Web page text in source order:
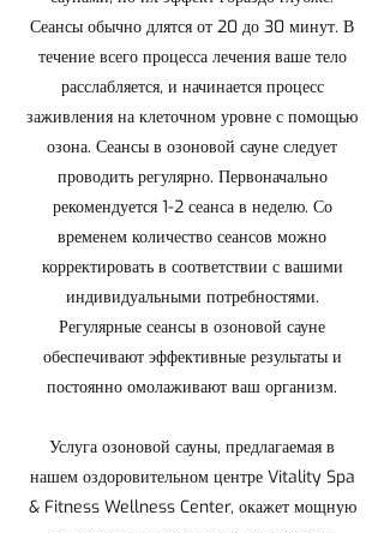
Сеансы обычно длятся от 20 до 30 минут. В
течение всего процесса лечения ваше тело
расслабляется, и начинается процесс
заживления на клеточном уровне с помощью
озона. Сеансы в озоновой сауне следует
проводить регулярно. Первоначально
рекомендуется 1-2 сеанса в неделю. Со
временем количество сеансов можно
корректировать в соответствии с вашими
индивидуальными потребностями.
Регулярные сеансы в озоновой сауне
обеспечивают эффективные результаты и
постоянно омолаживают ваш организм.
Услуга озоновой сауны, предлагаемая в
нашем оздоровительном центре Vitality Spa
& Fitness Wellness Center, окажет мощную